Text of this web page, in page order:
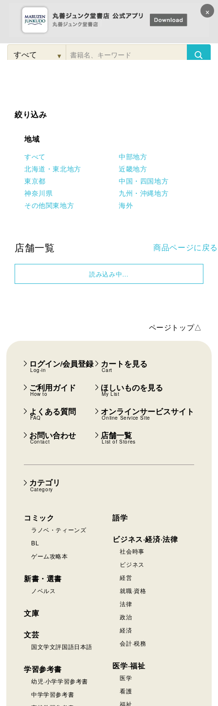
コンテンツに
進む
検
▾
絞り込み
地域
すべて
北海道・東北地方
東京都
神奈川県
その他関東地方
中部地方
近畿地方
中国・四国地方
九州・沖縄地方
海外
店舗一覧 商品ページに戻る
読み込み中…
ページトップ△
カテゴリ
Category
コミック
ラノベ・ティーンズ
BL
ゲーム攻略本
新書・選書
ノベルス
文庫
文芸
国文学文評国語日本語
学習参考書
幼児·小学学習参考書
中学学習参考書
語学
ビジネス·経済·法律
社会時事
ビジネス
経営
就職·資格
法律
政治
経済
会計·税務
医学·福祉
医学
看護
福祉
ログイン/会員登録
Log-in
カートを見る
Cart
ご利用ガイド
How to
ほしいものを見る
My List
よくある質問
FAQ
オンラインサービスサイト
Online Service Site
お問い合わせ
Contact
店舗一覧
List of Stores
×